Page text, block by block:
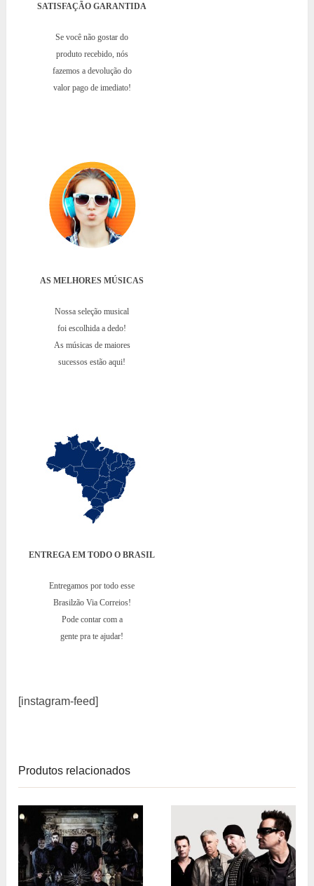
SATISFAÇÃO GARANTIDA
Se você não gostar do
produto recebido, nós
fazemos a devolução do
valor pago de imediato!
AS MELHORES MÚSICAS
Nossa seleção musical
foi escolhida a dedo!
As músicas de maiores
sucessos estão aqui!
ENTREGA EM TODO O BRASIL
Entregamos por todo esse
Brasilzão Via Correios!
Pode contar com a
gente pra te ajudar!
[instagram-feed]
Produtos relacionados